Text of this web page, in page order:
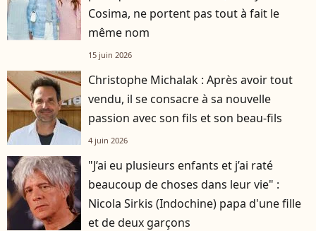
Cosima, ne portent pas tout à fait le
même nom
15 juin 2026
Christophe Michalak : Après avoir tout
vendu, il se consacre à sa nouvelle
passion avec son fils et son beau-fils
4 juin 2026
"J’ai eu plusieurs enfants et j’ai raté
beaucoup de choses dans leur vie" :
Nicola Sirkis (Indochine) papa d'une fille
et de deux garçons